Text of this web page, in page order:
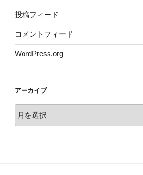
投稿フィード
コメントフィード
WordPress.org
アーカイブ
ー